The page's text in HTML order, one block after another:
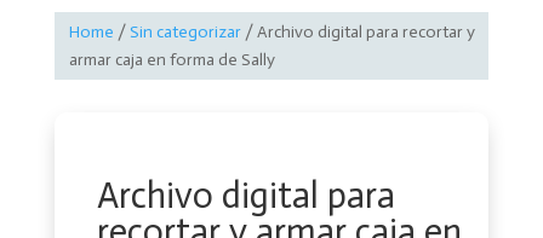
Home /Sin categorizar/ Archivo digital para recortar y
armar caja en forma de Sally
Archivo digital para